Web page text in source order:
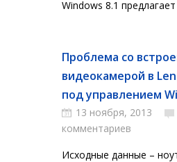
Windows 8.1
Проблема со
видеокамерой в
под управлением
13 ноября, 2013
комментариев
Исходные данные –